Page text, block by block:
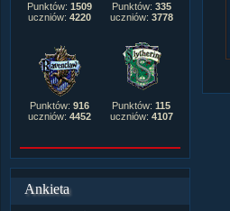
Punktów: 1509
uczniów: 4220
Punktów: 335
uczniów: 3778
Punktów: 916
uczniów: 4452
Punktów: 115
uczniów: 4107
Ankieta